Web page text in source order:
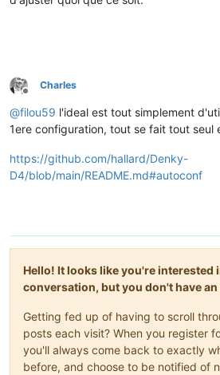
Offline
Charles
@filou59 l'ideal est tout simplement
1ere configuration, tout se fait tout seul
https://github.com/hallard/Denky-
D4/blob/main/README.md#autoconf
Hello! It looks like you're interested
conversation, but you don't have
Getting fed up of having to scroll
posts each visit? When you register
you'll always come back to exactly
before, and choose to be notified of